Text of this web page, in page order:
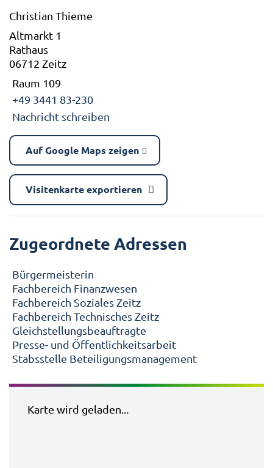
Christian Thieme
Altmarkt 1
Rathaus
06712 Zeitz
Raum 109
+49 3441 83-230
Nachricht schreiben
Auf Google Maps zeigen
Visitenkarte exportieren
Zugeordnete Adressen
Bürgermeisterin
Fachbereich Finanzwesen
Fachbereich Soziales Zeitz
Fachbereich Technisches Zeitz
Gleichstellungsbeauftragte
Presse- und Öffentlichkeitsarbeit
Stabsstelle Beteiligungsmanagement
Karte wird geladen...